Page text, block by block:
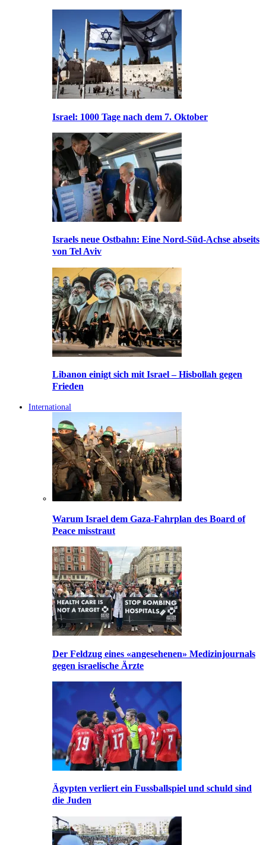
Israel: 1000 Tage nach dem 7. Oktober
Israels neue Ostbahn: Eine Nord-Süd-Achse abseits
von Tel Aviv
Libanon einigt sich mit Israel – Hisbollah gegen
Frieden
International
Warum Israel dem Gaza-Fahrplan des Board of
Peace misstraut
Der Feldzug eines «angesehenen» Medizinjournals
gegen israelische Ärzte
Ägypten verliert ein Fussballspiel und schuld sind
die Juden